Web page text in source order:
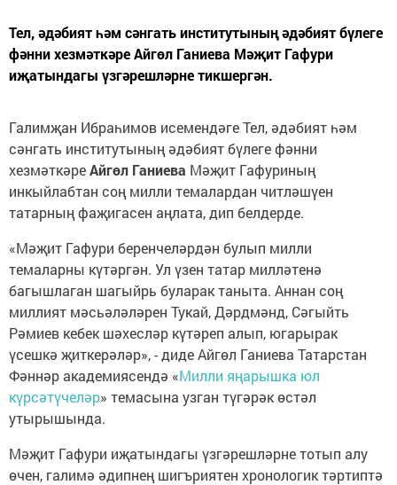
Тел, әдәбият һәм сәнгать институтының әдәбият бүлеге
фәнни хезмәткәре Айгөл Ганиева Мәҗит Гафури
иҗатындагы үзгәрешләрне тикшергән.
Галимҗан Ибраһимов исемендәге Тел, әдәбият һәм
сәнгать институтының әдәбият бүлеге фәнни
хезмәткәреАйгөл Ганиева Мәҗит Гафуриның
инкыйлабтан соң милли темалардан читләшүен
татарның фаҗигасен аңлата, дип белдерде.
«Мәҗит Гафури беренчеләрдән булып милли
темаларны күтәргән. Ул үзен татар милләтенә
багышлаган шагыйрь буларак таныта. Аннан соң
миллият мәсьәләләрен Тукай, Дәрдмәнд, Сәгыйть
Рәмиев кебек шәхесләр күтәреп алып, югарырак
үсешкә җиткерәләр», - диде Айгөл Ганиева Татарстан
Фәннәр академиясендә «Милли яңарышка юл
күрсәтүчеләр» темасына узган түгәрәк өстәл
утырышында.
Мәҗит Гафури иҗатындагы үзгәрешләрне тотып алу
өчен, галимә әдипнең шигъриятен хронологик тәртиптә